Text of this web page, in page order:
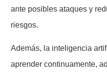
ante posibles ataques y
riesgos.
Además, la inteligencia
aprender continuamente,